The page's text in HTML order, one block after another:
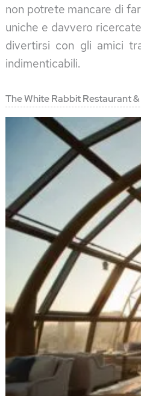
non potrete mancare di
uniche e davvero
divertirsi con gli amici
indimenticabili.
The White Rabbit Restaurant &